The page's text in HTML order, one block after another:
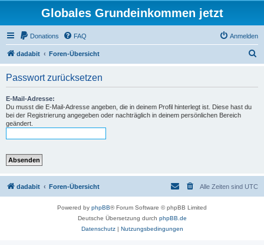
Globales Grundeinkommen jetzt
Donations FAQ Anmelden
dadabit Foren-Übersicht
Passwort zurücksetzen
E-Mail-Adresse:
Du musst die E-Mail-Adresse angeben, die in deinem Profil hinterlegt ist. Diese hast du
bei der Registrierung angegeben oder nachträglich in deinem persönlichen Bereich
geändert.
dadabit Foren-Übersicht Alle Zeiten sind UTC
Powered by phpBB® Forum Software © phpBB Limited
Deutsche Übersetzung durch phpBB.de
Datenschutz| Nutzungsbedingungen